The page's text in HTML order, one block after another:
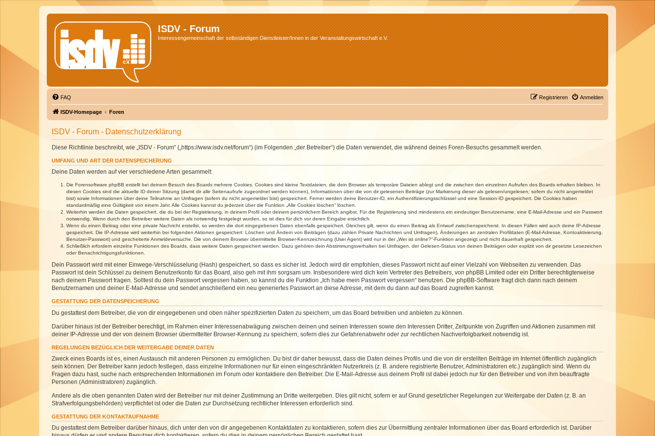
ISDV - Forum
Interessengemeinschaft der selbständigen Dienstleister/Innen in der Veranstaltungswirtschaft e.V.
FAQ Anmelden
Registrieren
ISDV-Homepage Foren
ISDV - Forum - Datenschutzerklärung
Diese Richtlinie beschreibt, wie „ISDV - Forum“ („https://www.isdv.net/forum“) (im Folgenden „der Betreiber“) die Daten verwendet, die während deines Foren-Besuchs gesammelt werden.
UMFANG UND ART DER DATENSPEICHERUNG
Deine Daten werden auf vier verschiedene Arten gesammelt:
Die Forensoftware phpBB erstellt bei deinem Besuch des Boards mehrere Cookies. Cookies sind kleine Textdateien, die dein Browser als temporäre Dateien ablegt und die zwischen den einzelnen Aufrufen des Boards erhalten bleiben. In
diesen Cookies sind die aktuelle ID deiner Sitzung (damit dir alle Seitenaufrufe zugeordnet werden können), Informationen über die von dir gelesenen Beiträge (zur Markierung dieser als gelesen/ungelesen; sofern du nicht angemeldet
bist) sowie Informationen über deine Teilnahme an Umfragen (sofern du nicht angemeldet bist) gespeichert. Ferner werden deine Benutzer-ID, ein Authentifizierungsschlüssel und eine Session-ID gespeichert. Die Cookies haben
standardmäßig eine Gültigkeit von einem Jahr. Alle Cookies kannst du jederzeit über die Funktion „Alle Cookies löschen“ löschen.
Weiterhin werden die Daten gespeichert, die du bei der Registrierung, in deinem Profil oder deinem persönlichem Bereich angibst. Für die Registrierung sind mindestens ein eindeutiger Benutzername, eine E-Mail-Adresse und ein Passwort
notwendig. Wenn durch den Betreiber weitere Daten als notwendig festgelegt wurden, so ist dies für dich vor deren Eingabe ersichtlich.
Wenn du einen Beitrag oder eine private Nachricht erstellst, so werden die dort eingegebenen Daten ebenfalls gespeichert. Gleiches gilt, wenn du einen Beitrag als Entwurf zwischenspeicherst. In diesen Fällen wird auch deine IP-Adresse
gespeichert. Die IP-Adresse wird weiterhin bei folgenden Aktionen gespeichert: Löschen und Ändern von Beiträgen (dazu zählen Private Nachrichten und Umfragen), Änderungen an zentralen Profildaten (E-Mail-Adresse, Kontoaktivierung,
Benutzer-Passwort) und gescheiterte Anmeldeversuche. Die von deinem Browser übermittelte Browser-Kennzeichnung (User Agent) wird nur in der „Wer ist online?“-Funktion angezeigt und nicht dauerhaft gespeichert.
Schließlich erfordern einzelne Funktionen des Boards, dass weitere Daten gespeichert werden. Dazu gehören dein Abstimmungsverhalten bei Umfragen, der Gelesen-Status von deinen Beiträgen oder explizit von dir gesetzte Lesezeichen
oder Benachrichtigungsfunktionen.
Dein Passwort wird mit einer Einwege-Verschlüsselung (Hash) gespeichert, so dass es sicher ist. Jedoch wird dir empfohlen, dieses Passwort nicht auf einer Vielzahl von Webseiten zu verwenden. Das
Passwort ist dein Schlüssel zu deinem Benutzerkonto für das Board, also geh mit ihm sorgsam um. Insbesondere wird dich kein Vertreter des Betreibers, von phpBB Limited oder ein Dritter berechtigterweise
nach deinem Passwort fragen. Solltest du dein Passwort vergessen haben, so kannst du die Funktion „Ich habe mein Passwort vergessen“ benutzen. Die phpBB-Software fragt dich dann nach deinem
Benutzernamen und deiner E-Mail-Adresse und sendet anschließend ein neu generiertes Passwort an diese Adresse, mit dem du dann auf das Board zugreifen kannst.
GESTATTUNG DER DATENSPEICHERUNG
Du gestattest dem Betreiber, die von dir eingegebenen und oben näher spezifizierten Daten zu speichern, um das Board betreiben und anbieten zu können.
Darüber hinaus ist der Betreiber berechtigt, im Rahmen einer Interessenabwägung zwischen deinen und seinen Interessen sowie den Interessen Dritter, Zeitpunkte von Zugriffen und Aktionen zusammen mit
deiner IP-Adresse und der von deinem Browser übermittelter Browser-Kennung zu speichern, sofern dies zur Gefahrenabwehr oder zur rechtlichen Nachverfolgbarkeit notwendig ist.
REGELUNGEN BEZÜGLICH DER WEITERGABE DEINER DATEN
Zweck eines Boards ist es, einen Austausch mit anderen Personen zu ermöglichen. Du bist dir daher bewusst, dass die Daten deines Profils und die von dir erstellten Beiträge im Internet öffentlich zugänglich
sein können. Der Betreiber kann jedoch festlegen, dass einzelne Informationen nur für einen eingeschränkten Nutzerkreis (z. B. andere registrierte Benutzer, Administratoren etc.) zugänglich sind. Wenn du
Fragen dazu hast, suche nach entsprechenden Informationen im Forum oder kontaktiere den Betreiber. Die E-Mail-Adresse aus deinem Profil ist dabei jedoch nur für den Betreiber und von ihm beauftragte
Personen (Administratoren) zugänglich.
Andere als die oben genannten Daten wird der Betreiber nur mit deiner Zustimmung an Dritte weitergeben. Dies gilt nicht, sofern er auf Grund gesetzlicher Regelungen zur Weitergabe der Daten (z. B. an
Strafverfolgungsbehörden) verpflichtet ist oder die Daten zur Durchsetzung rechtlicher Interessen erforderlich sind.
GESTATTUNG DER KONTAKTAUFNAHME
Du gestattest dem Betreiber darüber hinaus, dich unter den von dir angegebenen Kontaktdaten zu kontaktieren, sofern dies zur Übermittlung zentraler Informationen über das Board erforderlich ist. Darüber